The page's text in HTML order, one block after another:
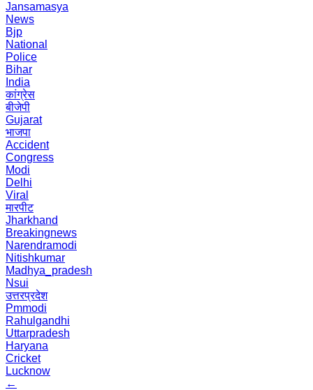
Jansamasya
News
Bjp
National
Police
Bihar
India
कांग्रेस
बीजेपी
Gujarat
भाजपा
Accident
Congress
Modi
Delhi
Viral
मारपीट
Jharkhand
Breakingnews
Narendramodi
Nitishkumar
Madhya_pradesh
Nsui
उत्तरप्रदेश
Pmmodi
Rahulgandhi
Uttarpradesh
Haryana
Cricket
Lucknow
←